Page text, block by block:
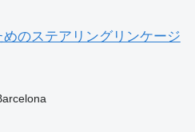
のステアリングリンケージ